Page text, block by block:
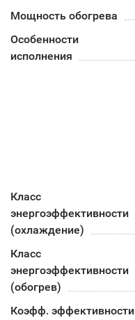
Мощность обогрева
Особенности
исполнения
Класс
энергоэффективности
(охлаждение)
Класс
энергоэффективности
(обогрев)
Коэфф. эффективности